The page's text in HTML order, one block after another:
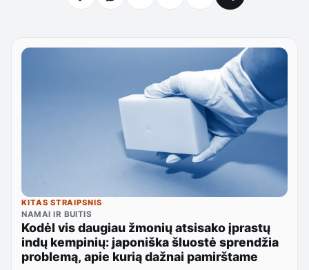
KITAS STRAIPSNIS
NAMAI IR BUITIS
Kodėl vis daugiau žmonių atsisako įprastų
indų kempinių: japoniška šluostė sprendžia
problemą, apie kurią dažnai pamirštame